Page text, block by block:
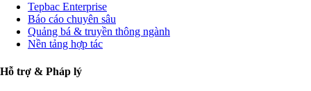
Tepbac Enterprise
Báo cáo chuyên sâu
Quảng bá & truyền thông ngành
Nền tảng hợp tác
Hỗ trợ & Pháp lý